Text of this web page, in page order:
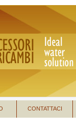
CONTATTACI